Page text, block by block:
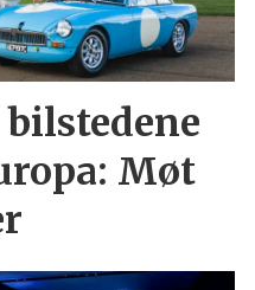
bilstedene
Møt